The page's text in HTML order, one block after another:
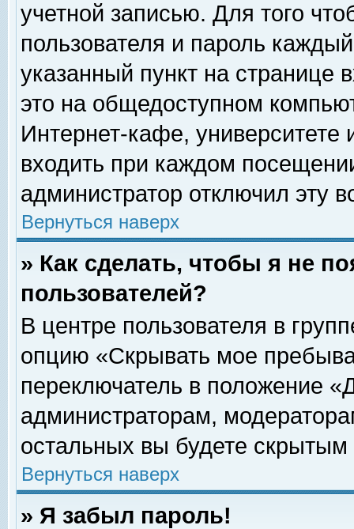
учетной записью. Для того
пользователя и пароль
указанный пункт на
это на общедоступном
Интернет-кафе, университете
входить при каждом
администратор отключил эту
Вернуться наверх
» Как сделать, чтобы я не
пользователей?
В центре пользователя в
опцию «Скрывать мое
переключатель в положение
администраторам,
остальных вы будете скрытым
Вернуться наверх
» Я забыл пароль!